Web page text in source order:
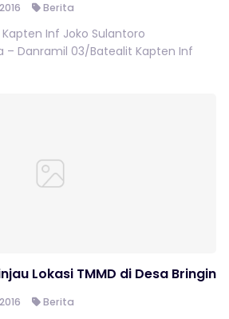
Berita
Inf Joko Sulantoro
– Danramil 03/Batealit Kapten Inf
Lokasi TMMD di Desa Bringin
Berita